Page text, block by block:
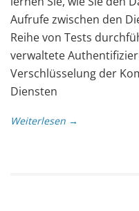
Aufrufe zwischen den
Reihe von Tests
verwaltete
Verschlüsselung der
Diensten
Weiterlesen →